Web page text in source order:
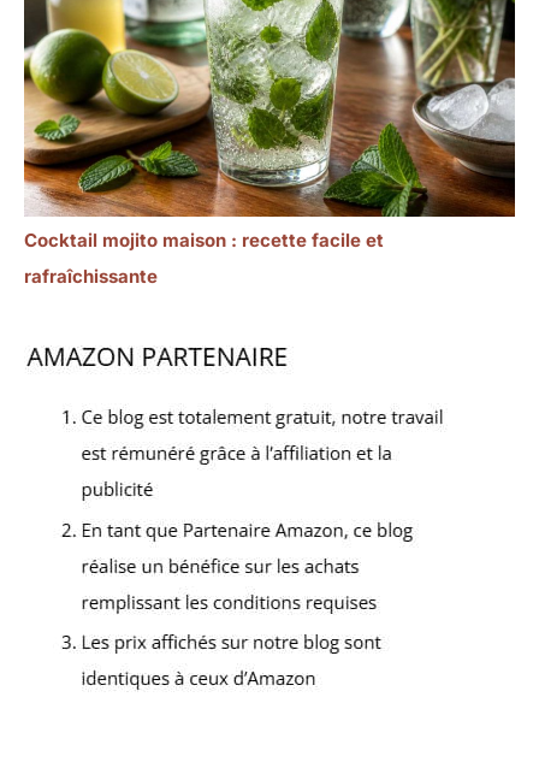
Cocktail mojito maison : recette facile et
rafraîchissante